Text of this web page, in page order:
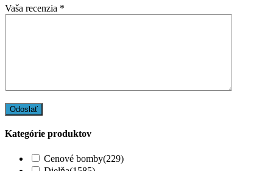
Vaša recenzia *
Kategórie produktov
Cenové bomby(229)